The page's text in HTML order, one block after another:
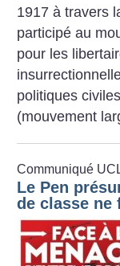
1917 à travers
participé au
pour les
politiques
(mouvement
Communiqué
Le Pen
de classe ne